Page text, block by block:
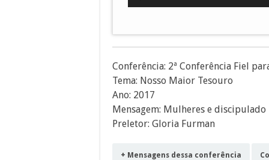
Conferência: 2ª Conferência Fiel
Tema: Nosso Maior Tesouro
Ano: 2017
Mensagem: Mulheres e discipulado
Preletor: Gloria Furman
+ Mensagens dessa conferência